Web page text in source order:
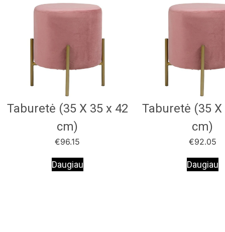
Taburetė (35 X 35 x 42
cm)
€96.15
Daugiau
Taburetė (35 X
cm)
€92.05
Daugiau